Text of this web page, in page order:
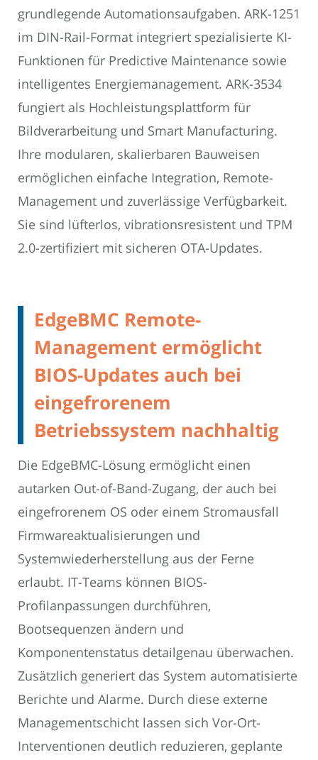
grundlegende Automationsaufgaben. ARK-1251
im DIN-Rail-Format integriert spezialisierte KI-
Funktionen für Predictive Maintenance sowie
intelligentes Energiemanagement. ARK-3534
fungiert als Hochleistungsplattform für
Bildverarbeitung und Smart Manufacturing.
Ihre modularen, skalierbaren Bauweisen
ermöglichen einfache Integration, Remote-
Management und zuverlässige Verfügbarkeit.
Sie sind lüfterlos, vibrationsresistent und TPM
2.0-zertifiziert mit sicheren OTA-Updates.
EdgeBMC Remote-
Management ermöglicht
BIOS-Updates auch bei
eingefrorenem
Betriebssystem nachhaltig
Die EdgeBMC-Lösung ermöglicht einen
autarken Out-of-Band-Zugang, der auch bei
eingefrorenem OS oder einem Stromausfall
Firmwareaktualisierungen und
Systemwiederherstellung aus der Ferne
erlaubt. IT-Teams können BIOS-
Profilanpassungen durchführen,
Bootsequenzen ändern und
Komponentenstatus detailgenau überwachen.
Zusätzlich generiert das System automatisierte
Berichte und Alarme. Durch diese externe
Managementschicht lassen sich Vor-Ort-
Interventionen deutlich reduzieren, geplante